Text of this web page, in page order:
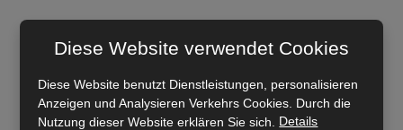
Diese Website verwendet Cookies
Diese Website benutzt Dienstleistungen, personalisieren
Anzeigen und Analysieren Verkehrs Cookies. Durch die
Nutzung dieser Website erklären Sie sich. Details